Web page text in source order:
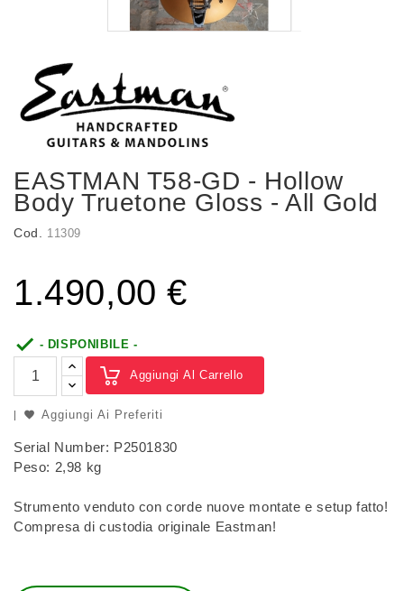
EASTMAN T58-GD - Hollow
Body Truetone Gloss - All Gold
Cod. 11309
1.490,00 €
 - DISPONIBILE -
Aggiungi Al Carrello
Aggiungi Ai Preferiti
Serial Number: P2501830
Peso: 2,98 kg
Strumento venduto con corde nuove montate e setup fatto!
Compresa di custodia originale Eastman!